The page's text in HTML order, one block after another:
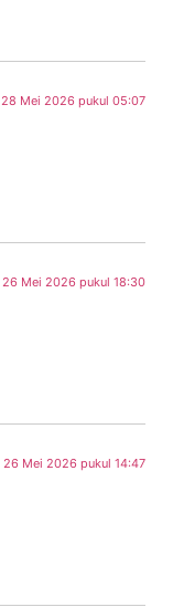
28 Mei 2026 pukul 05:07
26 Mei 2026 pukul 18:30
26 Mei 2026 pukul 14:47